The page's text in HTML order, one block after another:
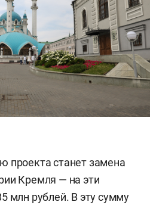
проекта станет замена
Кремля — на эти
млн рублей. В эту сумму